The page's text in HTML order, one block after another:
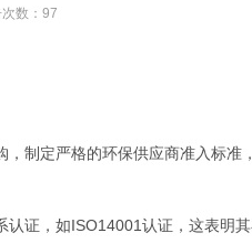
数：97
制定严格的环保供应商准入标准
证，如ISO14001认证，这表明